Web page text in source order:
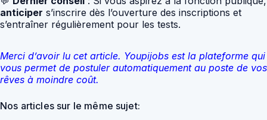
anticiper s’inscrire dès l’ouverture des inscriptions et
s’entraîner régulièrement pour les tests.
Merci d’avoir lu cet article. Youpijobs est la plateforme qui
vous permet de postuler automatiquement au poste de vos
rêves à moindre coût.
Nos articles sur le même sujet: